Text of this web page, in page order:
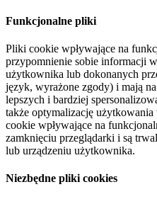
Funkcjonalne pliki
Pliki cookie wpływające na
przypomnienie sobie informacji
użytkownika lub dokonanych
język, wyrażone zgody) i mają
lepszych i bardziej
także optymalizację
cookie wpływające na
zamknięciu przeglądarki i są
lub urządzeniu użytkownika.
Niezbędne pliki cookies